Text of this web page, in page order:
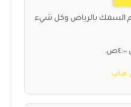
السمك بالرياض وكل شيء
ماب